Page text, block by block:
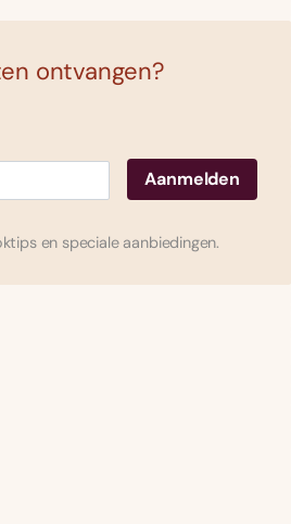
ontvangen?
en speciale aanbiedingen.